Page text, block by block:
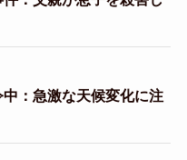
：急激な天候変化に注